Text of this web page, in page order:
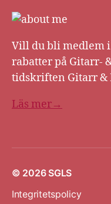
Vill du bli medlem i
rabatter på Gitarr-
tidskriften Gitarr &
Läs mer→
© 2026 SGLS
Integritetspolicy